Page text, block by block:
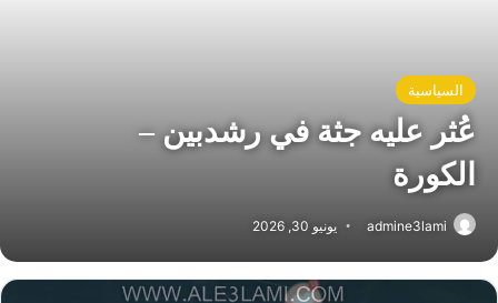
السياسية
عُثر عليه جثة في رشدبين –
الكورة
admine3lami يونيو 30, 2026